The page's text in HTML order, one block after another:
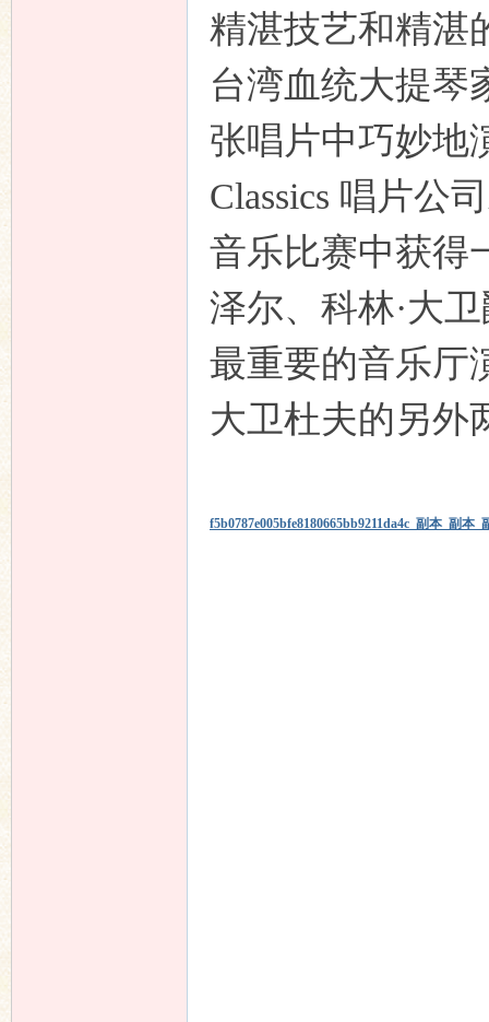
精湛技艺和精湛
台湾血统大提琴
张唱片中巧妙地
Classics 唱片公
音乐比赛中获得
泽尔、科林·大
最重要的音乐厅
大卫杜夫的另外
f5b0787e005bfe8180665bb9211da4c_副本_副本_